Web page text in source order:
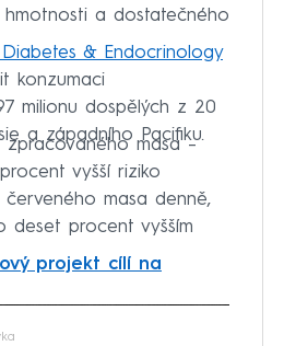
hmotnosti a dostatečného
& Endocrinology
konzumaci
milionu dospělých z 20
a západního Pacifiku.
zpracovaného masa –
vyšší riziko
červeného masa denně,
deset procent vyšším
projekt cílí na